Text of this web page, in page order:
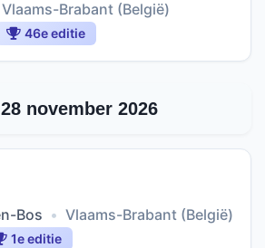
Vlaams-Brabant (België)
46e editie
november 2026
Bos • Vlaams-Brabant (België)
1e editie